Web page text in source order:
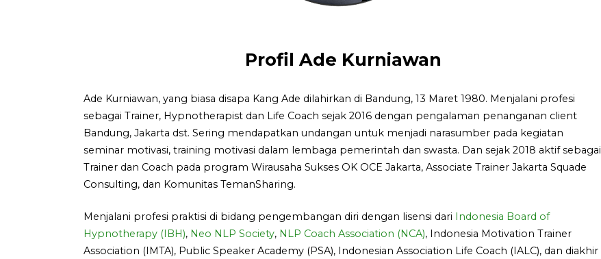
Profil Ade Kurniawan
Ade Kurniawan, yang biasa disapa Kang Ade dilahirkan di Bandung, 13 Maret 1980. Menjalani profesi
sebagai Trainer, Hypnotherapist dan Life Coach sejak 2016 dengan pengalaman penanganan client
Bandung, Jakarta dst. Sering mendapatkan undangan untuk menjadi narasumber pada kegiatan
seminar motivasi, training motivasi dalam lembaga pemerintah dan swasta. Dan sejak 2018 aktif sebagai
Trainer dan Coach pada program Wirausaha Sukses OK OCE Jakarta, Associate Trainer Jakarta Squade
Consulting, dan Komunitas TemanSharing.
Menjalani profesi praktisi di bidang pengembangan diri dengan lisensi dari Indonesia Board of
Hypnotherapy (IBH), Neo NLP Society, NLP Coach Association (NCA), Indonesia Motivation Trainer
Association (IMTA), Public Speaker Academy (PSA), Indonesian Association Life Coach (IALC), dan diakhir